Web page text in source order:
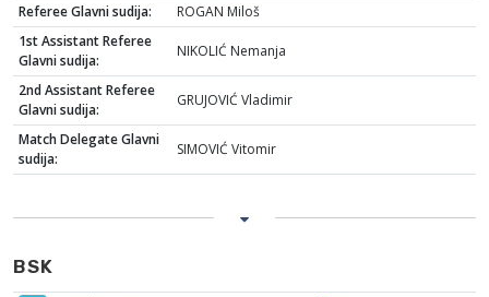
Referee Glavni sudija:
ROGAN Miloš
1st Assistant Referee
Glavni sudija:
NIKOLIĆ Nemanja
2nd Assistant Referee
Glavni sudija:
GRUJOVIĆ Vladimir
Match Delegate Glavni
sudija:
SIMOVIĆ Vitomir
BSK